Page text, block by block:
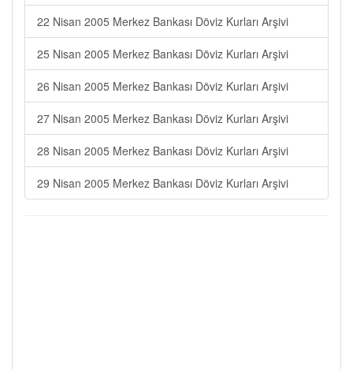
22 Nisan 2005 Merkez Bankası Döviz Kurları Arşivi
25 Nisan 2005 Merkez Bankası Döviz Kurları Arşivi
26 Nisan 2005 Merkez Bankası Döviz Kurları Arşivi
27 Nisan 2005 Merkez Bankası Döviz Kurları Arşivi
28 Nisan 2005 Merkez Bankası Döviz Kurları Arşivi
29 Nisan 2005 Merkez Bankası Döviz Kurları Arşivi